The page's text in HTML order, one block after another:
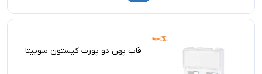
قاب پهن دو پورت کیستون سوپیتا